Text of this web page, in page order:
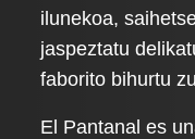
ilunekoa,
jaspeztatu
faborito bihurtu
El Pantanal es